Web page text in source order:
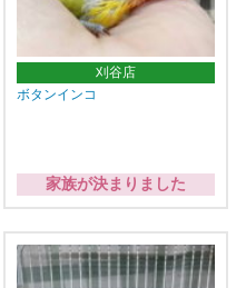
刈谷店
ボタンインコ
家族が決まりました